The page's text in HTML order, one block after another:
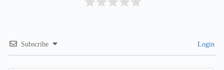
Subscribe Login